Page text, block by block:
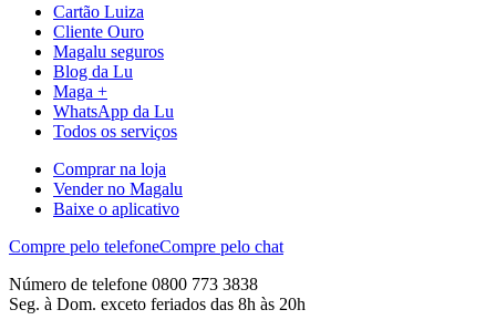
Cartão Luiza
Cliente Ouro
Magalu seguros
Blog da Lu
Maga +
WhatsApp da Lu
Todos os serviços
Comprar na loja
Vender no Magalu
Baixe o aplicativo
Compre pelo telefoneCompre pelo chat
Número de telefone 0800 773 3838
Seg. à Dom. exceto feriados das 8h às 20h